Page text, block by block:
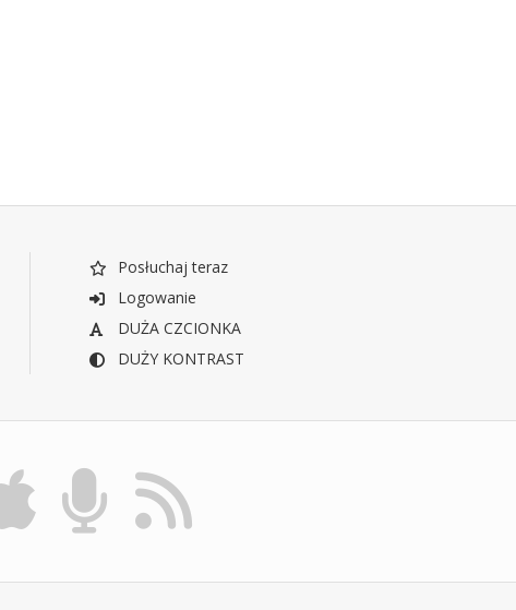
Posłuchaj teraz
Logowanie
DUŻA CZCIONKA
DUŻY KONTRAST